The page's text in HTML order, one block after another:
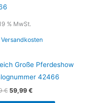
% MwSt.
Versandkosten
Große Pferdeshow
42466
€ 59,99 €